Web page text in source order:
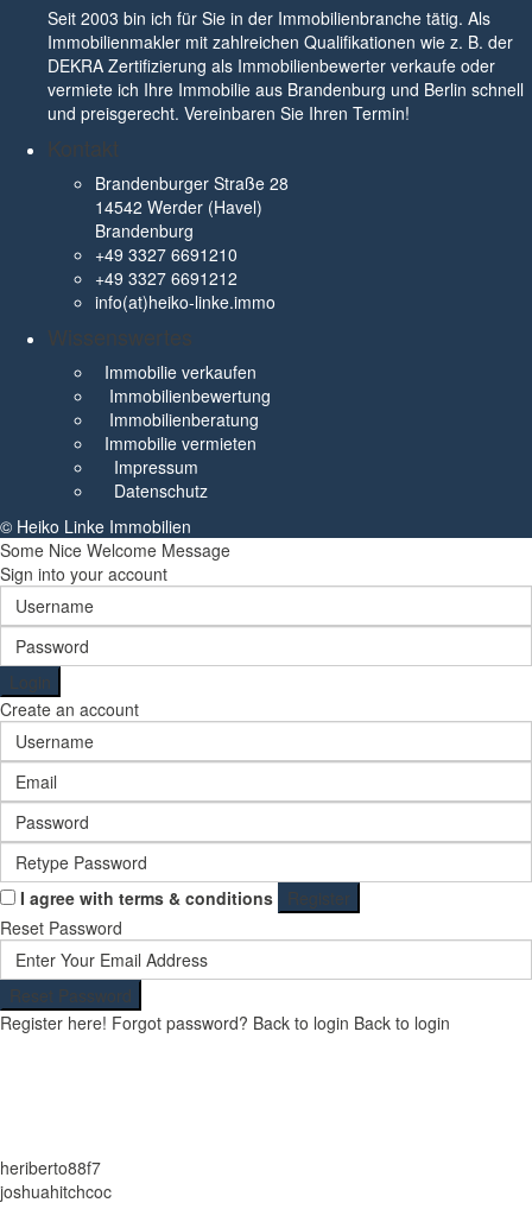
Seit 2003 bin ich für Sie in der Immobilienbranche tätig. Als
Immobilienmakler mit zahlreichen Qualifikationen wie z. B. der
DEKRA Zertifizierung als Immobilienbewerter verkaufe oder
vermiete ich Ihre Immobilie aus Brandenburg und Berlin schnell
und preisgerecht. Vereinbaren Sie Ihren Termin!
Kontakt
Brandenburger Straße 28
14542 Werder (Havel)
Brandenburg
+49 3327 6691210
+49 3327 6691212
info(at)heiko-linke.immo
Wissenswertes
Immobilie verkaufen
Immobilienbewertung
Immobilienberatung
Immobilie vermieten
Impressum
Datenschutz
© Heiko Linke Immobilien
Some Nice Welcome Message
Sign into your account
Login
Create an account
I agree with terms & conditions
Register
Reset Password
Reset Password
Register here! Forgot password? Back to login Back to login
heriberto88f7
joshuahitchcoc